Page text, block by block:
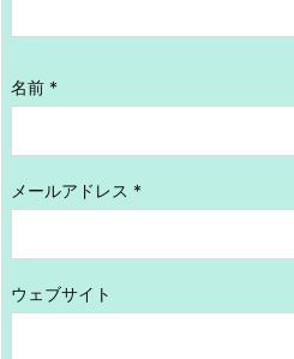
名前 *
メールアドレス *
ウェブサイト